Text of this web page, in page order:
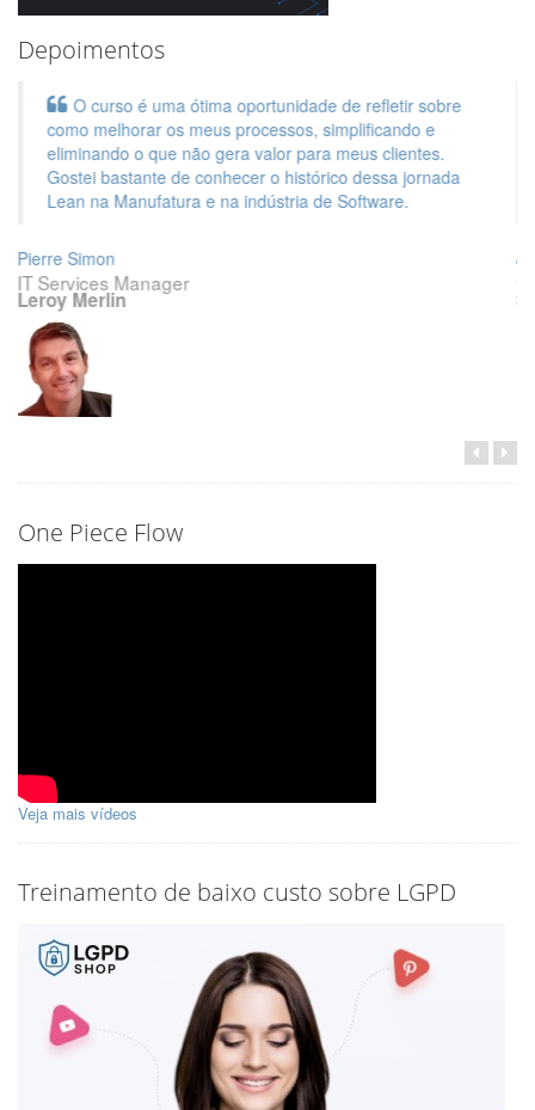
Depoimentos
Fizeram um reconhecimento detalhado de minha
necessidade em pontos cruciais e agregaram muito
conhecimento. Levaria muito mais tempo para chegar lá
sem a experiência e vivência proporcionados pelos
treinamentos da Lean IT. Recomendo fortemente.
Júlio Calsinski
CEO
SCIA
One Piece Flow
Veja mais vídeos
Treinamento de baixo custo sobre LGPD